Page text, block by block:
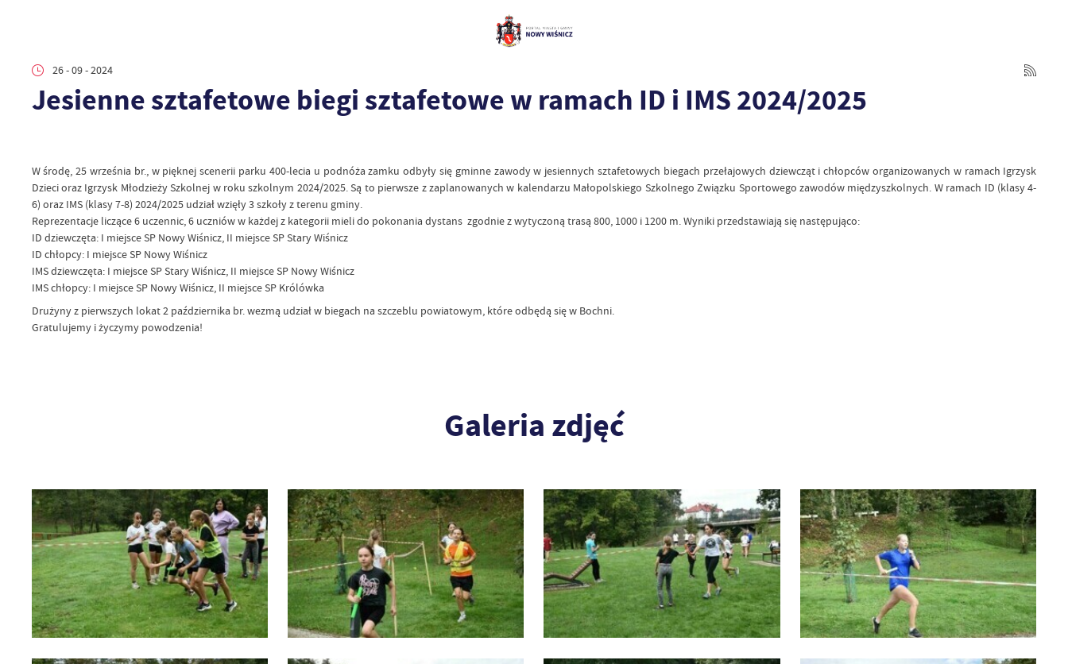
26 - 09 - 2024
Jesienne sztafetowe biegi sztafetowe w ramach ID i IMS 2024/2025
W środę, 25 września br., w pięknej scenerii parku 400-lecia u podnóża zamku odbyły się gminne zawody w jesiennych sztafetowych biegach przełajowych dziewcząt i chłopców organizowanych w ramach Igrzysk
Dzieci oraz Igrzysk Młodzieży Szkolnej w roku szkolnym 2024/2025. Są to pierwsze z zaplanowanych w kalendarzu Małopolskiego Szkolnego Związku Sportowego zawodów międzyszkolnych. W ramach ID (klasy 4-
6) oraz IMS (klasy 7-8) 2024/2025 udział wzięły 3 szkoły z terenu gminy.
Reprezentacje liczące 6 uczennic, 6 uczniów w każdej z kategorii mieli do pokonania dystans zgodnie z wytyczoną trasą 800, 1000 i 1200 m. Wyniki przedstawiają się następująco:
ID dziewczęta: I miejsce SP Nowy Wiśnicz, II miejsce SP Stary Wiśnicz
ID chłopcy: I miejsce SP Nowy Wiśnicz
IMS dziewczęta: I miejsce SP Stary Wiśnicz, II miejsce SP Nowy Wiśnicz
IMS chłopcy: I miejsce SP Nowy Wiśnicz, II miejsce SP Królówka
Drużyny z pierwszych lokat 2 października br. wezmą udział w biegach na szczeblu powiatowym, które odbędą się w Bochni.
Gratulujemy i życzymy powodzenia!
Galeria zdjęć